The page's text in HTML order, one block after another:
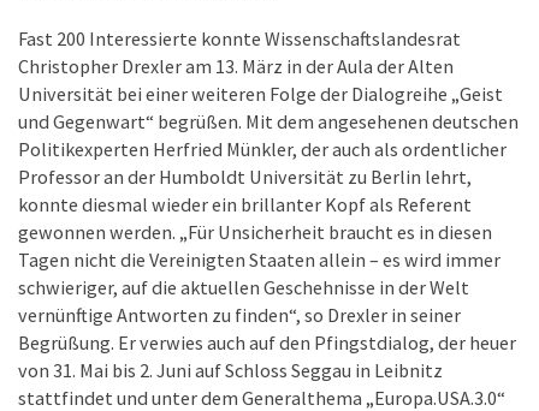
Fast 200 Interessierte konnte Wissenschaftslandesrat
Christopher Drexler am 13. März in der Aula der Alten
Universität bei einer weiteren Folge der Dialogreihe „Geist
und Gegenwart“ begrüßen. Mit dem angesehenen deutschen
Politikexperten Herfried Münkler, der auch als ordentlicher
Professor an der Humboldt Universität zu Berlin lehrt,
konnte diesmal wieder ein brillanter Kopf als Referent
gewonnen werden. „Für Unsicherheit braucht es in diesen
Tagen nicht die Vereinigten Staaten allein – es wird immer
schwieriger, auf die aktuellen Geschehnisse in der Welt
vernünftige Antworten zu finden“, so Drexler in seiner
Begrüßung. Er verwies auch auf den Pfingstdialog, der heuer
von 31. Mai bis 2. Juni auf Schloss Seggau in Leibnitz
stattfindet und unter dem Generalthema „Europa.USA.3.0“